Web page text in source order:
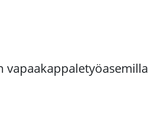
vapaakappaletyöasemilla